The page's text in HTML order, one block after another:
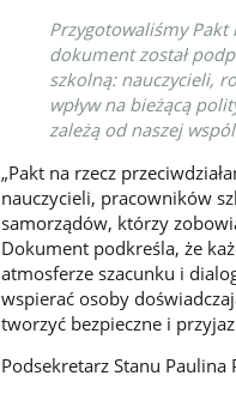
Przygotowaliśmy Pakt
dokument został
szkolną: nauczycieli,
wpływ na bieżącą
zależą od naszej
„Pakt na rzecz
nauczycieli, pracowników
samorządów, którzy
Dokument podkreśla, że
atmosferze szacunku i
wspierać osoby
tworzyć bezpieczne i
Podsekretarz Stanu Paulina